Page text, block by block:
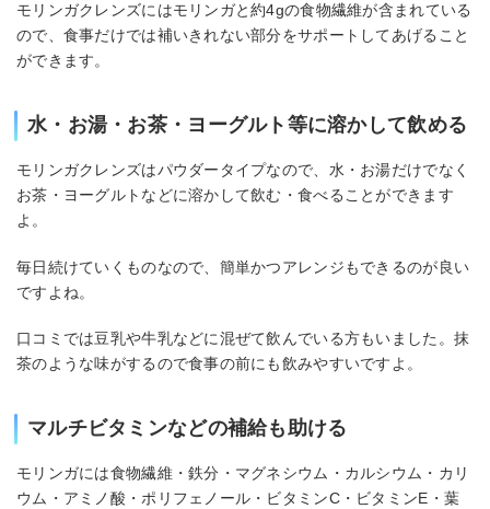
モリンガクレンズにはモリンガと約4gの食物繊維が含まれている
ので、食事だけでは補いきれない部分をサポートしてあげること
ができます。
水・お湯・お茶・ヨーグルト等に溶かして飲める
モリンガクレンズはパウダータイプなので、水・お湯だけでなく
お茶・ヨーグルトなどに溶かして飲む・食べることができます
よ。
毎日続けていくものなので、簡単かつアレンジもできるのが良い
ですよね。
口コミでは豆乳や牛乳などに混ぜて飲んでいる方もいました。抹
茶のような味がするので食事の前にも飲みやすいですよ。
マルチビタミンなどの補給も助ける
モリンガには食物繊維・鉄分・マグネシウム・カルシウム・カリ
ウム・アミノ酸・ポリフェノール・ビタミンC・ビタミンE・葉